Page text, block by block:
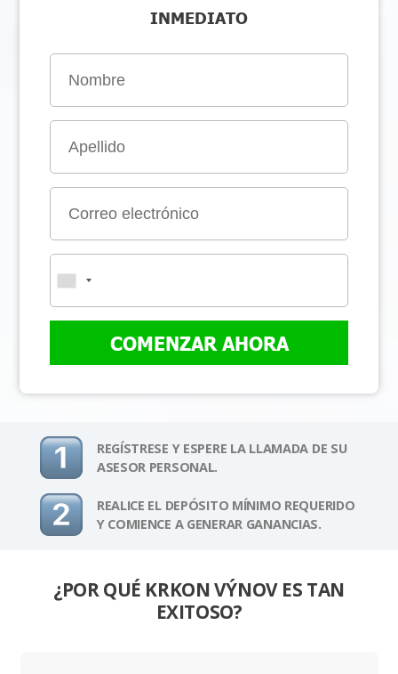
INMEDIATO
COMENZAR AHORA
REGÍSTRESE Y ESPERE LA LLAMADA DE SU
ASESOR PERSONAL.
REALICE EL DEPÓSITO MÍNIMO REQUERIDO
Y COMIENCE A GENERAR GANANCIAS.
¿POR QUÉ KRKON VÝNOV ES TAN
EXITOSO?